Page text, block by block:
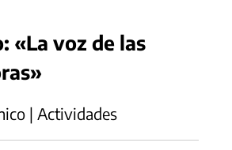
«La voz de las
| Actividades